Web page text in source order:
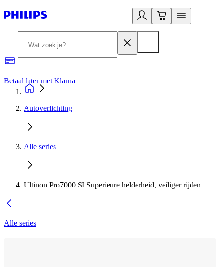
Betaal later met Klarna
Autoverlichting
Alle series
Ultinon Pro7000 SI Superieure helderheid, veiliger rijden
Alle series